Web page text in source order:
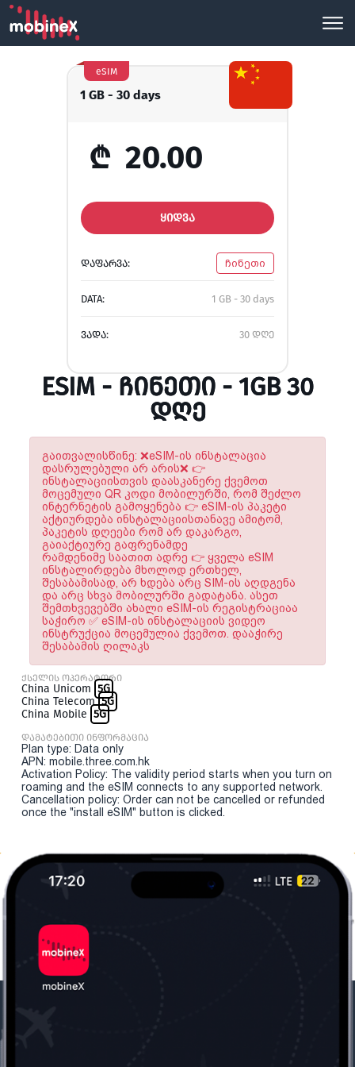
1 GB - 30 days
eSIM
₾ 20.00
ᲧᲘᲓᲕᲐ
ᲓᲐᲤᲐᲠᲕᲐ: ჩინეთი
DATA: 1 GB - 30 days
ᲕᲐᲓᲐ: 30 დღე
ESIM - ᲩᲘᲜᲔᲗᲘ - 1GB 30
ᲓᲦᲔ
გაითვალისწინე: ❌eSIM-ის ინსტალაცია
დასრულებული არ არის❌ 👉
ინსტალაციისთვის დაასკანერე ქვემოთ
მოცემული QR კოდი მობილურში, რომ შეძლო
ინტერნეტის გამოყენება 👉 eSIM-ის პაკეტი
აქტიურდება ინსტალაციისთანავე ამიტომ,
პაკეტის დღეები რომ არ დაკარგო,
გაიაქტიურე გაფრენამდე
რამდენიმე საათით ადრე 👉 ყველა eSIM
ინსტალირდება მხოლოდ ერთხელ,
შესაბამისად, არ ხდება არც SIM-ის აღდგენა
და არც სხვა მობილურში გადატანა. ასეთ
შემთხვევებში ახალი eSIM-ის რეგისტრაციაა
საჭირო ✅ eSIM-ის ინსტალაციის ვიდეო
ინსტრუქცია მოცემულია ქვემოთ. დააჭირე
შესაბამის ღილაკს
ქსელის ოპერატორი
China Unicom 5G
China Telecom 5G
China Mobile 5G
დამატებითი ინფორმაცია
Plan type: Data only
APN: mobile.three.com.hk
Activation Policy: The validity period starts when you turn on
roaming and the eSIM connects to any supported network.
Cancellation policy: Order can not be cancelled or refunded
once the "install eSIM" button is clicked.